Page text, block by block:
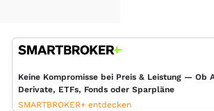
Keine Kompromisse bei Preis & Leistung — Ob
Derivate, ETFs, Fonds oder Sparpläne
SMARTBROKER+ entdecken